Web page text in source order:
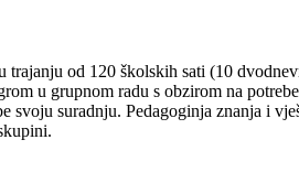
od 120 školskih sati (10
u grupnom radu s obzirom na
suradnju. Pedagoginja znanja i